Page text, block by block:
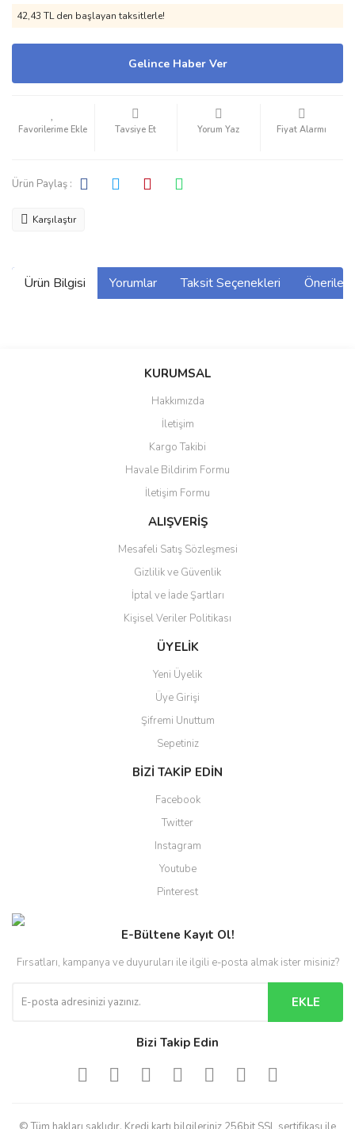
42,43 TL den başlayan taksitlerle!
Gelince Haber Ver
Tavsiye Et Yorum Yaz Fiyat Alarmı
Ürün Paylaş :
Karşılaştır
Ürün Bilgisi Yorumlar Taksit Seçenekleri
Bu ürüne ilk yorumu siz yapın!
Yorum Yaz
Ürün resmi kalitesiz, bozuk veya görüntülenemiyor.
Ürün açıklamasında eksik bilgiler bulunuyor.
Ürün bilgilerinde hatalar bulunuyor.
Ürün fiyatı diğer sitelerden daha pahalı.
Bu ürüne benzer farklı alternatifler olmalı.
Gönder
KURUMSAL
Hakkımızda
İletişim
Kargo Takibi
Havale Bildirim Formu
İletişim Formu
ALIŞVERİŞ
Mesafeli Satış Sözleşmesi
Gizlilik ve Güvenlik
İptal ve İade Şartları
Kişisel Veriler Politikası
ÜYELİK
Yeni Üyelik
Üye Girişi
Şifremi Unuttum
Sepetiniz
BİZİ TAKİP EDİN
Facebook
Twitter
Instagram
Youtube
Pinterest
E-Bültene Kayıt Ol!
Fırsatları, kampanya ve duyuruları ile ilgili e-posta almak ister misiniz?
EKLE
Bizi Takip Edin